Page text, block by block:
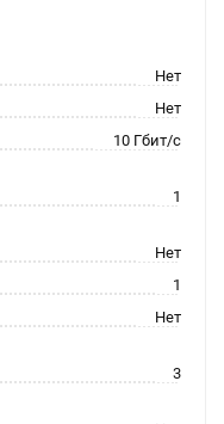
Нет
Нет
10 Гбит/с
1
Нет
1
Нет
3